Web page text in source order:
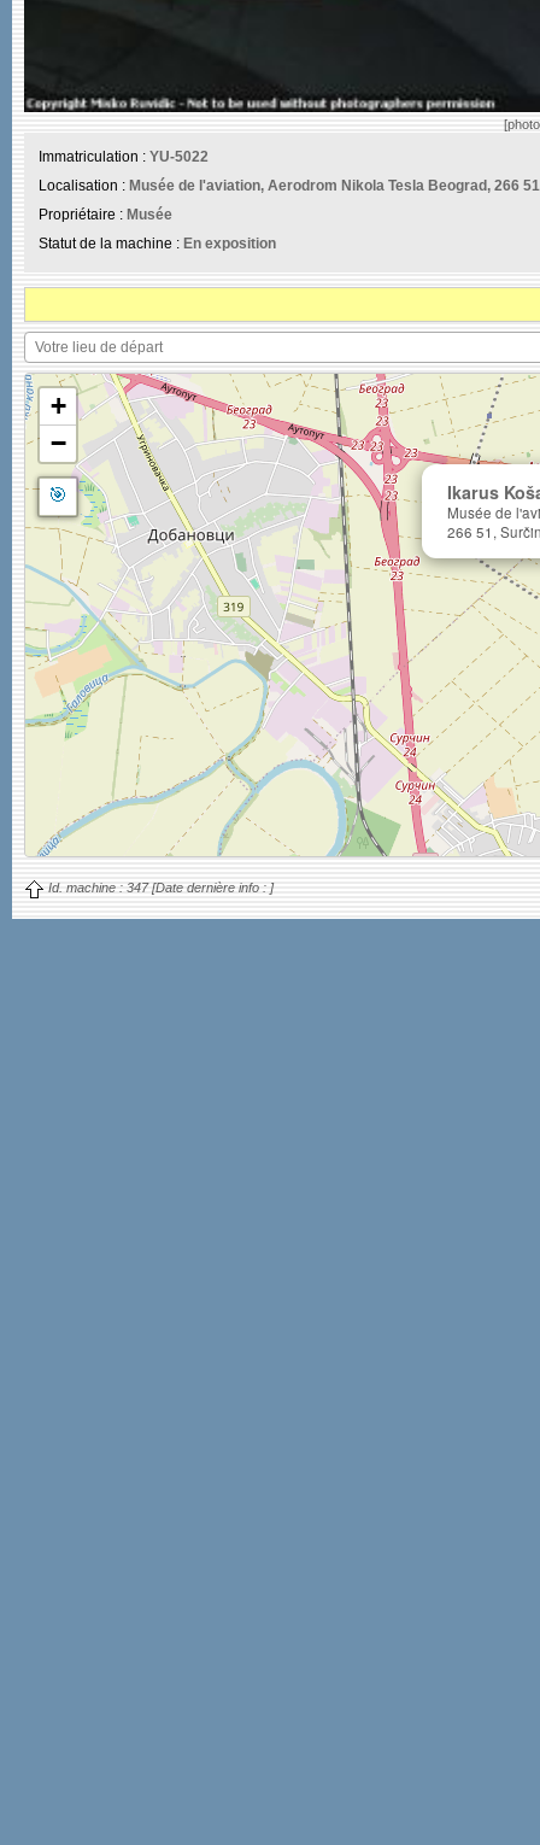
Immatriculation : YU-5022
Localisation : Musée de l'aviation, Aerodrom Nikola Tesla Beograd, 266
Propriétaire : Musée
Statut de la machine : En exposition
Ikarus
Musée de
266 51,
+
−
🎯
Id. machine : 347 [Date dernière info : ]